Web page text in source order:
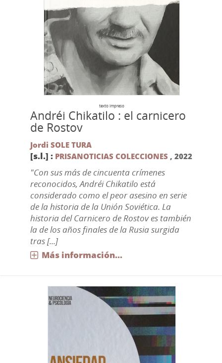
texto impreso
Andréi Chikatilo : el carnicero
de Rostov
Jordi SOLE TURA
[s.l.] : PRISANOTICIAS COLECCIONES , 2022
"Con sus más de cincuenta crímenes
reconocidos, Andréi Chikatilo está
considerado como el peor asesino en serie
de la historia de la Unión Soviética. La
historia del Carnicero de Rostov es también
la de los años finales de la Rusia surgida
tras [...]
Más información...